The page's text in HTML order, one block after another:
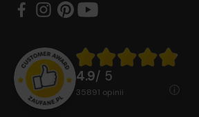
4.9/ 5
35891 opinii